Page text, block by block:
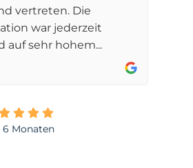
vertreten. Die
war jederzeit
auf sehr hohem...
6 Monaten